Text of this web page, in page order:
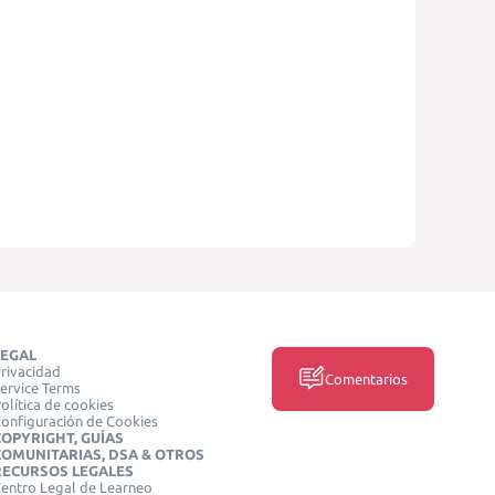
Terms
de cookies
de Cookies
GUÍAS
DSA & OTROS
LEGALES
Legal de Learneo
Comentarios